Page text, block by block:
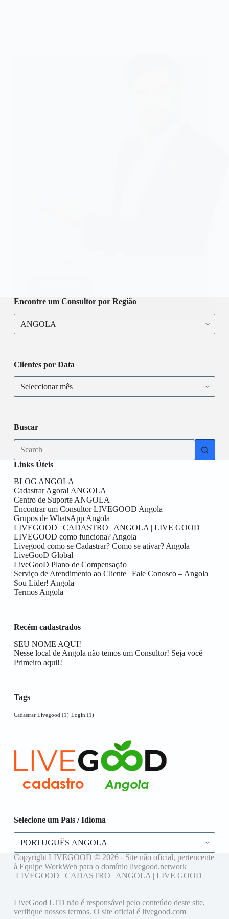
NOME
Encontre um Consultor por Região
Encontre
um
Consultor
Clientes por Data
Clientes
por
Data
Buscar
No
results
Links Úteis
BLOG ANGOLA
Cadastrar Agora! ANGOLA
Centro de Suporte ANGOLA
Encontrar um Consultor LIVEGOOD Angola
Grupos de WhatsApp Angola
LIVEGOOD | CADASTRO | ANGOLA | LIVE GOOD
LIVEGOOD como funciona? Angola
Livegood como se Cadastrar? Como se ativar? Angola
LiveGooD Global
LiveGooD Plano de Compensação
Serviço de Atendimento ao Cliente | Fale Conosco – Angola
Sou Líder! Angola
Termos Angola
Recém cadastrados
SEU NOME AQUI!
Nesse local de Angola não temos um Consultor! Seja você
Primeiro aqui!!
Tags
Cadastrar Livegood (1) Login (1)
Selecione um País / Idioma
Selecione
um
País
/
Idioma
Copyright LIVEGOOD © 2026 - Site não oficial, pertencente
à Equipe WorkWeb para o domínio livegood.network
LIVEGOOD | CADASTRO | ANGOLA | LIVE GOOD
LiveGood LTD não é responsável pelo conteúdo deste site,
verifique nossos termos. O site oficial é livegood.com